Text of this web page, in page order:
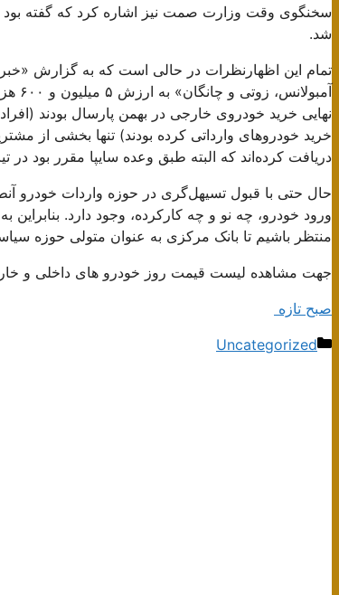
شد.
خرید خودروهای وارداتی کرده بودند) تنها بخشی از
دریافت کرده‌اند که البته طبق وعده سایپا مقرر بود
حال حتی با قبول تسیهل‌گری در حوزه واردات خودرو
ورود خودرو، چه نو و چه کارکرده، وجود دارد.
منتظر باشیم تا بانک مرکزی به عنوان متولی حوزه
جهت مشاهده لیست قیمت روز خودرو های داخلی و
صبح تازه
دسته‌ها
Uncategorized